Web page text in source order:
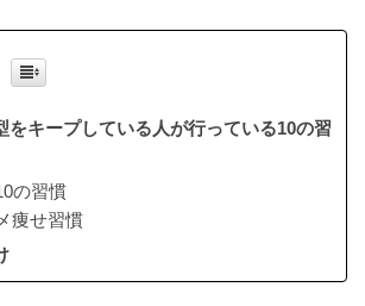
をキープしている人が行っている10の習
の習慣
痩せ習慣